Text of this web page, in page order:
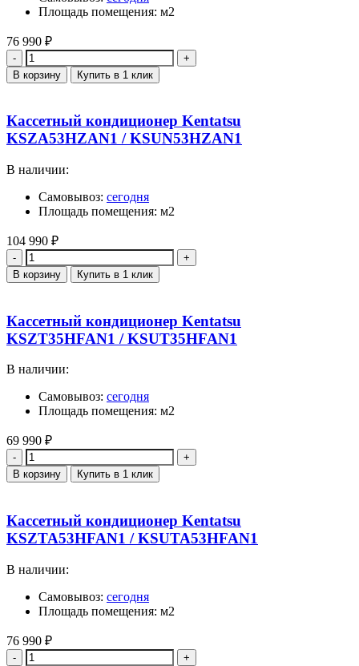
Площадь помещения: м2
76 990 ₽
Количество
В корзину Купить в 1 клик
Кассетный кондиционер Kentatsu
KSZA53HZAN1 / KSUN53HZAN1
В наличии:
Самовывоз: сегодня
Площадь помещения: м2
104 990 ₽
Количество
В корзину Купить в 1 клик
Кассетный кондиционер Kentatsu
KSZT35HFAN1 / KSUT35HFAN1
В наличии:
Самовывоз: сегодня
Площадь помещения: м2
69 990 ₽
Количество
В корзину Купить в 1 клик
Кассетный кондиционер Kentatsu
KSZTA53HFAN1 / KSUTA53HFAN1
В наличии:
Самовывоз: сегодня
Площадь помещения: м2
76 990 ₽
Количество